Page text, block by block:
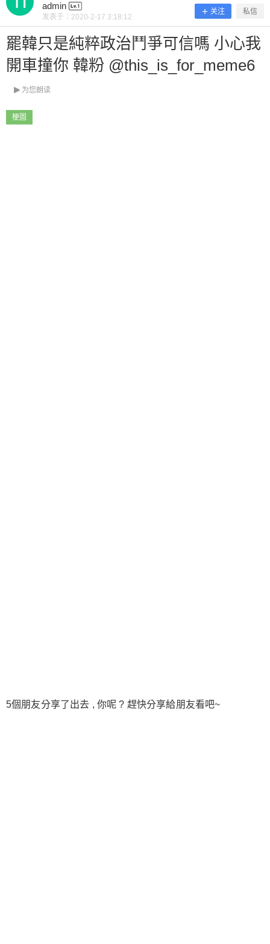
admin
发表于： 2020-2-17 3:18:12
关注 私信
罷韓只是純粹政治鬥爭可信嗎 小心我
開車撞你 韓粉 @this_is_for_meme6
为您朗读
梗圖
5個朋友分享了出去 , 你呢 ? 趕快分享給朋友看吧~